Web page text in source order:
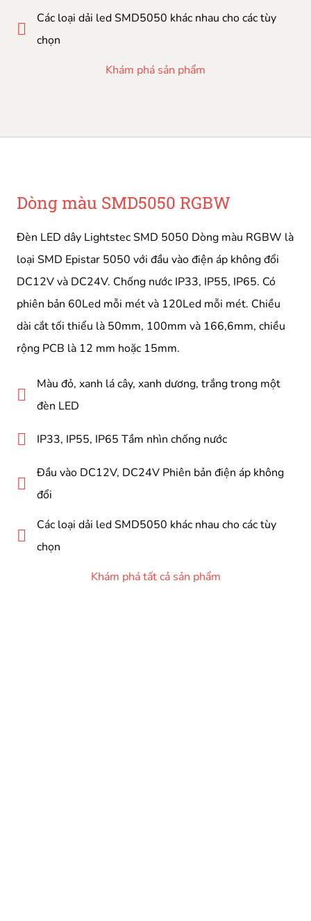
Các loại dải led SMD5050 khác nhau cho các tùy
chọn
Khám phá sản phẩm
Dòng màu SMD5050 RGBW
Đèn LED dây Lightstec SMD 5050 Dòng màu RGBW là
loại SMD Epistar 5050 với đầu vào điện áp không đổi
DC12V và DC24V. Chống nước IP33, IP55, IP65. Có
phiên bản 60Led mỗi mét và 120Led mỗi mét. Chiều
dài cắt tối thiểu là 50mm, 100mm và 166,6mm, chiều
rộng PCB là 12 mm hoặc 15mm.
Màu đỏ, xanh lá cây, xanh dương, trắng trong một
đèn LED
IP33, IP55, IP65 Tầm nhìn chống nước
Đầu vào DC12V, DC24V Phiên bản điện áp không
đổi
Các loại dải led SMD5050 khác nhau cho các tùy
chọn
Khám phá tất cả sản phẩm